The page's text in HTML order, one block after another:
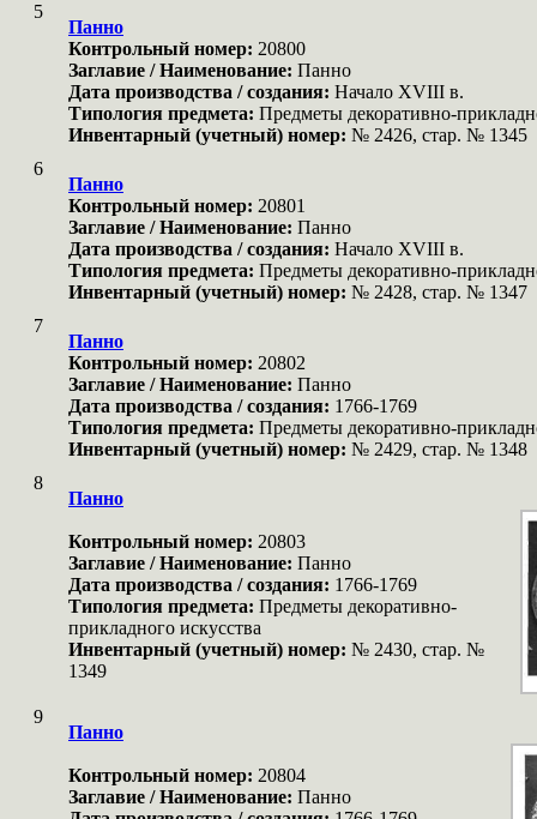
5
Панно
Контрольный номер: 20800
Заглавие / Наименование: Панно
Дата производства / создания: Начало XVIII в.
Типология предмета: Предметы декоративно-
Инвентарный (учетный) номер: № 2426, стар. № 1345
6
Панно
Контрольный номер: 20801
Заглавие / Наименование: Панно
Дата производства / создания: Начало XVIII в.
Типология предмета: Предметы декоративно-
Инвентарный (учетный) номер: № 2428, стар. № 1347
7
Панно
Контрольный номер: 20802
Заглавие / Наименование: Панно
Дата производства / создания: 1766-1769
Типология предмета: Предметы декоративно-
Инвентарный (учетный) номер: № 2429, стар. № 1348
8
Панно
Контрольный номер: 20803
Заглавие / Наименование: Панно
Дата производства / создания: 1766-1769
Типология предмета: Предметы декоративно-
прикладного искусства
Инвентарный (учетный) номер: № 2430, стар. №
1349
9
Панно
Контрольный номер: 20804
Заглавие / Наименование: Панно